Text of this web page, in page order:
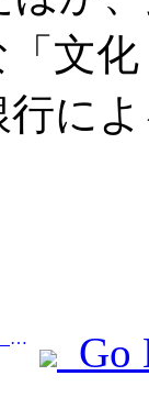
文
に
Prev:新疆ウイグル自治区カシュガル、民族間交流の促進に向けた観光振興イベントを開催 Go